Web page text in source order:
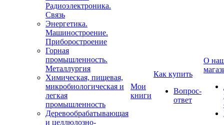
Радиоэлектроника.
Связь
Энергетика.
Машиностроение.
Приборостроение
Горная
промышленность.
Металлургия
Химическая, пищевая,
микробиологическая и
легкая
промышленность
Деревообрабатывающая
и целлюлозно-
Мои
книги
Как купить
Вопрос-
ответ
О